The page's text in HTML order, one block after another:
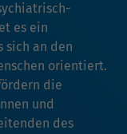
es ein
sich an den
orientiert.
die
und
des